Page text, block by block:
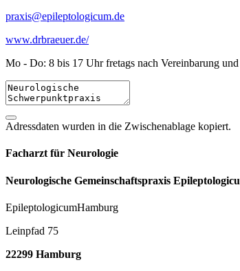
praxis@epileptologicum.de
www.drbraeuer.de/
Mo - Do: 8 bis 17 Uhr fretags nach Vereinbarung und
Adressdaten wurden in die Zwischenablage kopiert.
Facharzt für Neurologie
Neurologische Gemeinschaftspraxis
EpileptologicumHamburg
Leinpfad 75
22299 Hamburg